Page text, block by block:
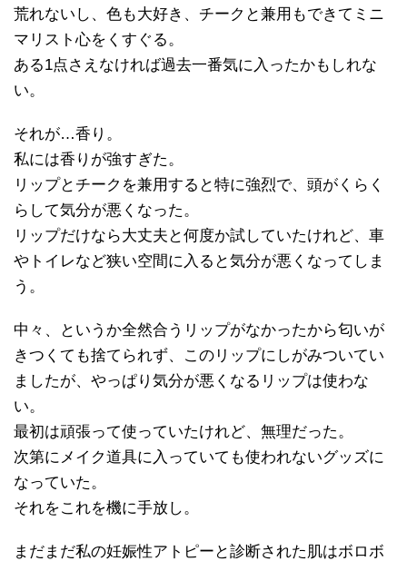
荒れないし、色も大好き、チークと兼用もできてミニ
マリスト心をくすぐる。
ある1点さえなければ過去一番気に入ったかもしれな
い。
それが…香り。
私には香りが強すぎた。
リップとチークを兼用すると特に強烈で、頭がくらく
らして気分が悪くなった。
リップだけなら大丈夫と何度か試していたけれど、車
やトイレなど狭い空間に入ると気分が悪くなってしま
う。
中々、というか全然合うリップがなかったから匂いが
きつくても捨てられず、このリップにしがみついてい
ましたが、やっぱり気分が悪くなるリップは使わな
い。
最初は頑張って使っていたけれど、無理だった。
次第にメイク道具に入っていても使われないグッズに
なっていた。
それをこれを機に手放し。
まだまだ私の妊娠性アトピーと診断された肌はボロボ